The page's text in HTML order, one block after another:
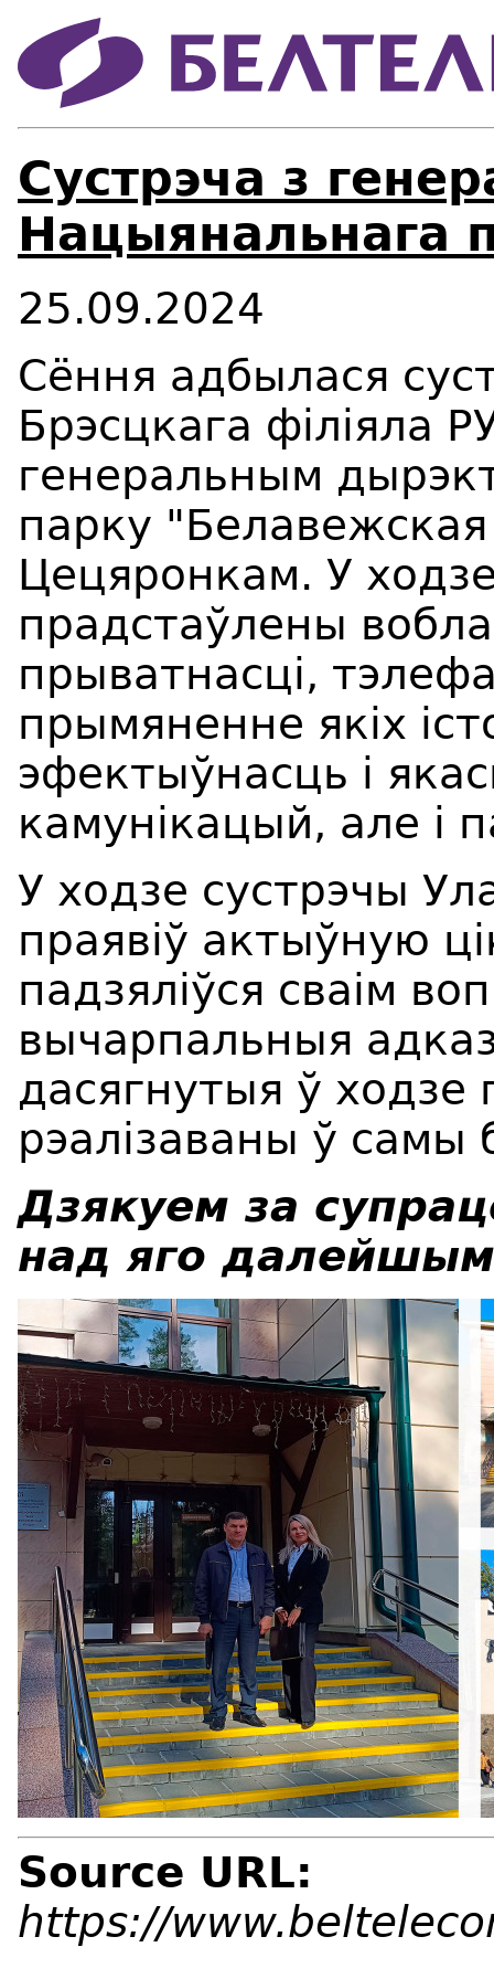
Сустрэча з
Нацыянальнага
25.09.2024
Сёння адбылася
Брэсцкага філіяла
генеральным
парку
Цецяронкам. У
прадстаўлены
прыватнасці,
прымяненне якіх
эфектыўнасць і
камунікацый, але і
У ходзе сустрэчы
праявіў актыўную
падзяліўся сваім
вычарпальныя
дасягнутыя ў ходзе
рэалізаваны ў самы
Дзякуем за
над яго
Source URL:
https://